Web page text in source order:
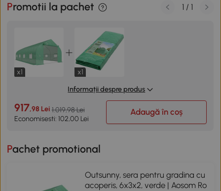
Promotii la pachet
x1
x1
Informații despre produs
917,98 Lei 1.019,98 Lei
Economisesti: 102,00 Lei
Adaugă în coș
1 / 1
Pachet promotional
Outsunny, sera pentru gradina cu
acoperis, 6x3x2, verde | Aosom Ro